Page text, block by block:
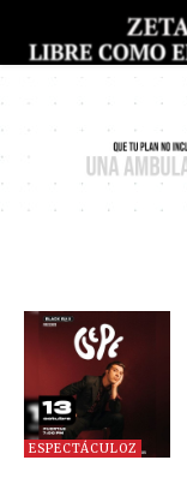
ESPECTÁCULOZ